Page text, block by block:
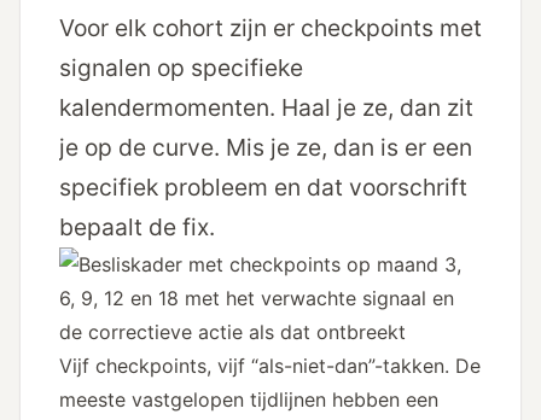
Voor elk cohort zijn er checkpoints met
signalen op specifieke
kalendermomenten. Haal je ze, dan zit
je op de curve. Mis je ze, dan is er een
specifiek probleem en dat voorschrift
bepaalt de fix.
Vijf checkpoints, vijf “als-niet-dan”-takken. De
meeste vastgelopen tijdlijnen hebben een